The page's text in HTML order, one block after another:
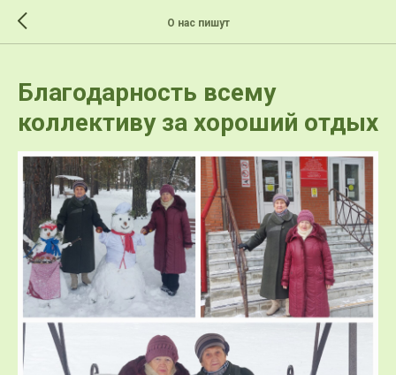
О нас пишут
Благодарность всему
коллективу за хороший отдых